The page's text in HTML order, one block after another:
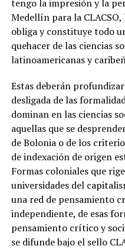
tengo la impresión y la
Medellín para la
obliga y constituye todo
quehacer de las ciencias
latinoamericanas y
Estas deberán
desligada de las
dominan en las ciencias
aquellas que se
de Bolonia o de los
de indexación de origen
Formas coloniales que
universidades del
una red de pensamiento
independiente, de esas
pensamiento crítico y
se difunde bajo el sello